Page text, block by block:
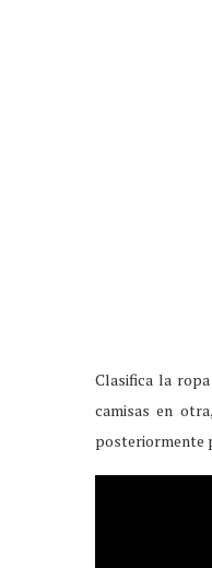
Clasifica la
camisas en
posteriormente